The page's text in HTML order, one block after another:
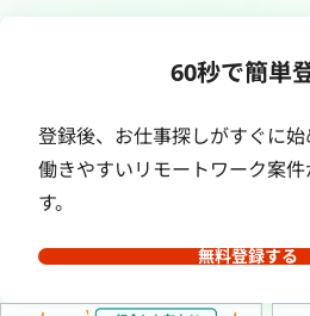
60秒で簡単
登録後、お仕事探しがすぐに始
働きやすいリモートワーク案
す。
無料登録する